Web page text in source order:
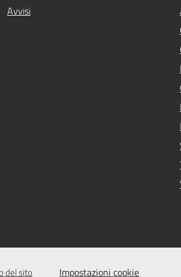
Avvisi
del sito Impostazioni cookie